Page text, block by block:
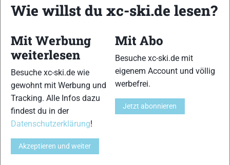
35 36
Wie willst du xc-ski.de lesen?
Mit Werbung
weiterlesen
Besuche xc-ski.de wie
gewohnt mit Werbung und
Tracking. Alle Infos dazu
findest du in der
Datenschutzerklärung!
Akzeptieren und weiter
Mit Abo
Besuche xc-ski.de mit
eigenem Account und völlig
werbefrei.
Jetzt abonnieren